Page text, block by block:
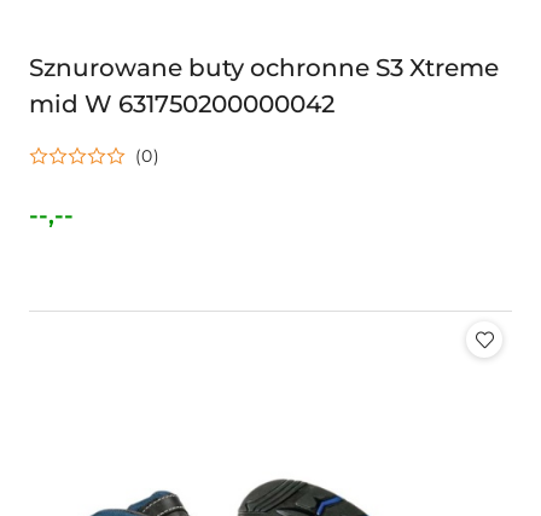
Sznurowane buty ochronne S3 Xtreme
mid W 631750200000042
(0)
Cena:
--,--